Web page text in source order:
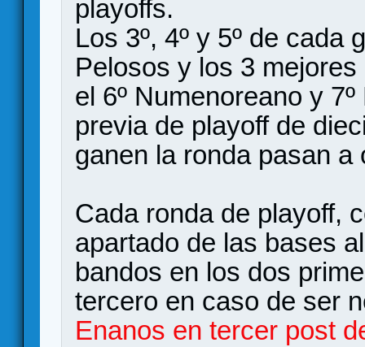
playoffs.
Los 3º, 4º y 5º de cada
Pelosos y los 3 mejores
el 6º Numenoreano y
previa de playoff de
ganen la ronda pasan a
Cada ronda de playoff,
apartado de las bases
bandos en los dos
tercero en caso de ser
Enanos en tercer post